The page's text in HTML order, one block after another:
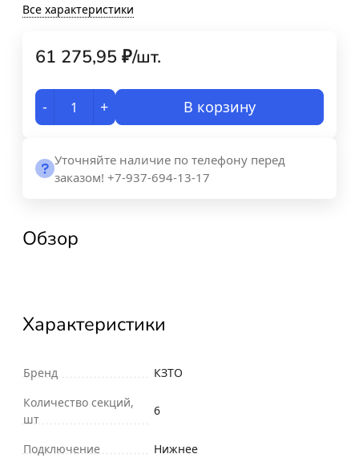
Все характеристики
61 275,95 ₽/шт.
- + В корзину
Уточняйте наличие по телефону перед
заказом! +7-937-694-13-17
Обзор
Характеристики
Бренд
КЗТО
Количество секций,
шт
6
Подключение
Нижнее